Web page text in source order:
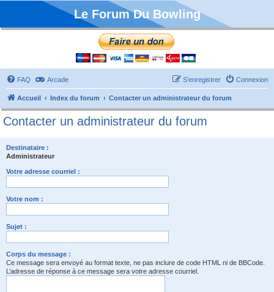
Le Forum Du Bowling
FAQ Arcade Connexion
S’enregistrer
Accueil Index du forum Contacter un administrateur du forum
Contacter un administrateur du forum
Destinataire :
Administrateur
Votre adresse courriel :
Votre nom :
Sujet :
Corps du message :
Ce message sera envoyé au format texte, ne pas inclure de code HTML ni de BBCode.
L’adresse de réponse à ce message sera votre adresse courriel.